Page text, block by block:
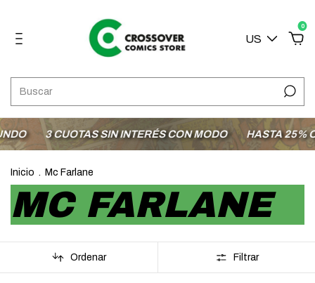
US
0
3 CUOTAS SIN INTERÉS CON MODO HASTA 25%
Inicio . Mc Farlane
MC FARLANE
Ordenar Filtrar